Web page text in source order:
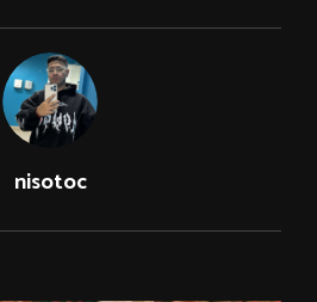
nisotoc